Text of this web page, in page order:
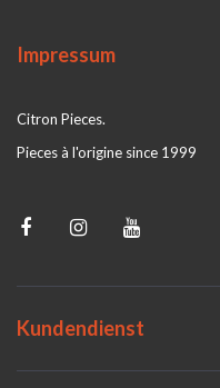
Impressum
Citron Pieces.
Pieces à l'origine since 1999
Kundendienst